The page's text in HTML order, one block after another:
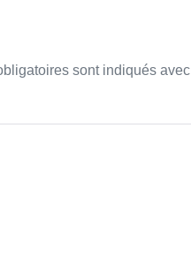
sont indiqués avec